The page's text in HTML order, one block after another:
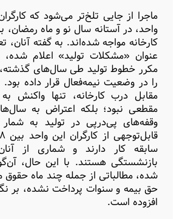
ماجرا از جایی تلخ‌تر می‌شود که
واحد، در آستانه سال نو و ماه رمضان،
کارخانه مواجه شده‌اند. به گفته آنان،
عنوان «مشکلات تولید» اعلام شده،
مکرر خطوط تولید طی سال‌های گذشته،
را در وضعیت نیمه‌فعال قرار داده بود.
مقابل درب کارخانه، تنها واکنش
مقطعی نبود؛ بلکه اعتراض به
وقفه‌های پی‌درپی در تولید به
سابقه کار دارند و شماری از
بازنشستگی هستند. با این حال،
شده، مطالباتی از جمله چند ماه حقوق
حق بیمه و سنوات پرداخت‌ نشده، بر
افزوده است.